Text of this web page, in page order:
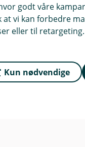
godt våre
vi kan forbedre
eller til retargeting.
Kun nødvendige